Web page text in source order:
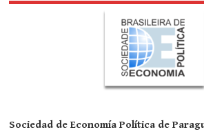
Sociedad de Economía Política de